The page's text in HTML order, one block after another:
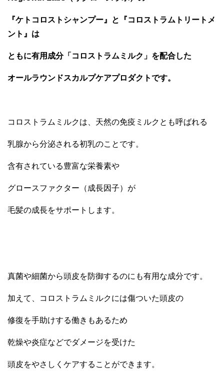
『ケトコロストシャンプー』と『コロストラムトリートメ
ント』は
ともに有用成分「コロストラムミルク」を配合した
オールラウンドスカルプケアプロダクトです。
コロストラムミルクは、天然の免疫ミルクとも呼ばれる
乳腺から分泌される初乳のことです。
含有されている豊富な栄養素や
グロースファクター（成長因子）が
毛髪の成長をサポートします。
真菌や細菌から頭皮を防御するのにも有用な成分です。
加えて、コロストラムミルクには傷ついた頭皮の
修復を手助けする働きもあるため
乾燥や炎症などでダメージを受けた
頭皮をやさしくケアすることができます。